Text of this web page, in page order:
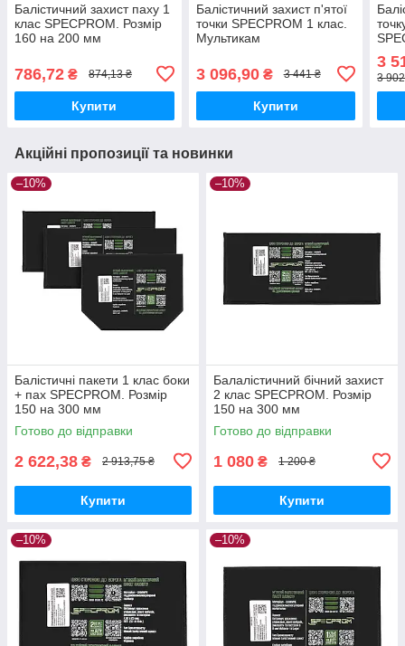
Балістичний захист паху 1
клас SPECPROM. Розмір
160 на 200 мм
786,72 ₴ 874,13 ₴
Купити
Балістичний захист п'ятої
точки SPECPROM 1 клас.
Мультикам
3 096,90₴ 3 441 ₴
Купити
3
3
Акційні пропозиції та новинки
–10%
Балістичні пакети 1 клас боки
+ пах SPECPROM. Розмір
150 на 300 мм
Готово до відправки
2 622,38 ₴ 2 913,75 ₴
Купити
–10%
Балалістичний бічний захист
2 клас SPECPROM. Розмір
150 на 300 мм
Готово до відправки
1 080 ₴ 1 200 ₴
Купити
–10% –10%